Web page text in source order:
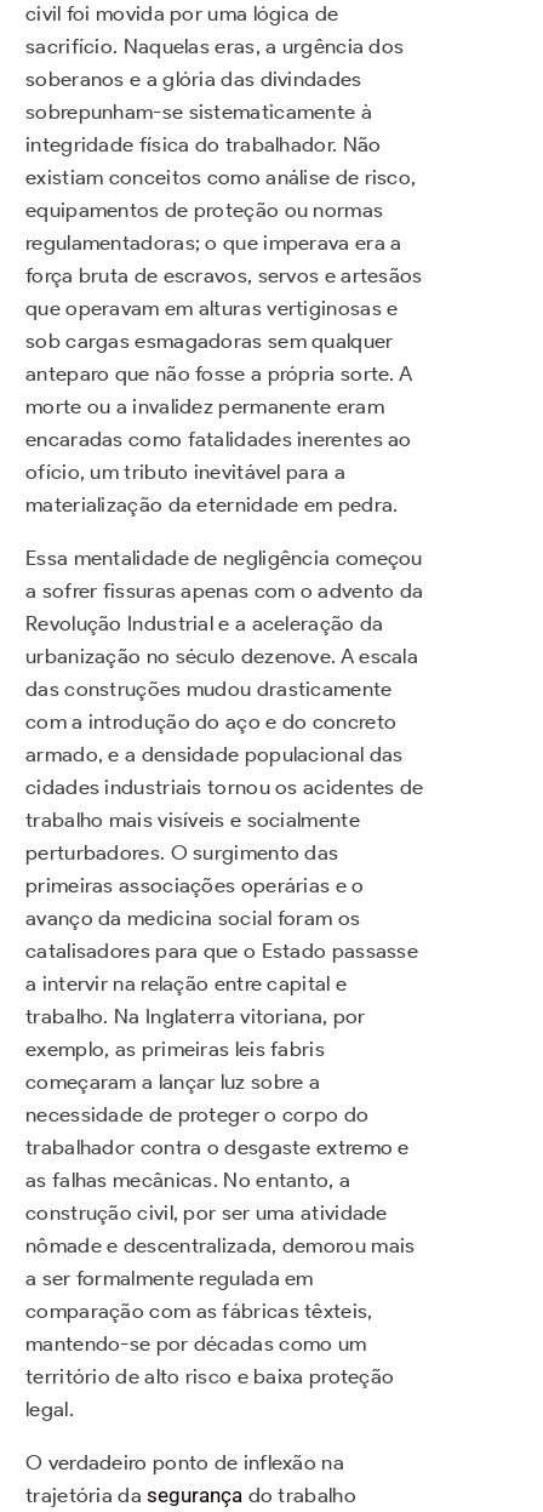
civil foi movida por uma lógica de
sacrifício. Naquelas eras, a urgência dos
soberanos e a glória das divindades
sobrepunham-se sistematicamente à
integridade física do trabalhador. Não
existiam conceitos como análise de risco,
equipamentos de proteção ou normas
regulamentadoras; o que imperava era a
força bruta de escravos, servos e artesãos
que operavam em alturas vertiginosas e
sob cargas esmagadoras sem qualquer
anteparo que não fosse a própria sorte. A
morte ou a invalidez permanente eram
encaradas como fatalidades inerentes ao
ofício, um tributo inevitável para a
materialização da eternidade em pedra.
Essa mentalidade de negligência começou
a sofrer fissuras apenas com o advento da
Revolução Industrial e a aceleração da
urbanização no século dezenove. A escala
das construções mudou drasticamente
com a introdução do aço e do concreto
armado, e a densidade populacional das
cidades industriais tornou os acidentes de
trabalho mais visíveis e socialmente
perturbadores. O surgimento das
primeiras associações operárias e o
avanço da medicina social foram os
catalisadores para que o Estado passasse
a intervir na relação entre capital e
trabalho. Na Inglaterra vitoriana, por
exemplo, as primeiras leis fabris
começaram a lançar luz sobre a
necessidade de proteger o corpo do
trabalhador contra o desgaste extremo e
as falhas mecânicas. No entanto, a
construção civil, por ser uma atividade
nômade e descentralizada, demorou mais
a ser formalmente regulada em
comparação com as fábricas têxteis,
mantendo-se por décadas como um
território de alto risco e baixa proteção
legal.
O verdadeiro ponto de inflexão na
trajetória dasegurança do trabalho